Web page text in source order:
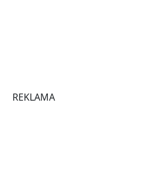
REKLAMA